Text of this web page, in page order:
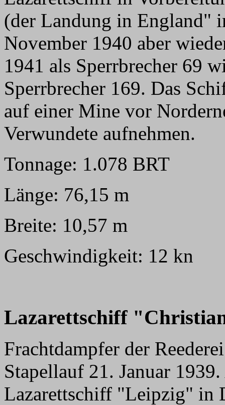
(der Landung in England"
November 1940 aber
1941 als Sperrbrecher 69
Sperrbrecher 169. Das
auf einer Mine vor
Verwundete aufnehmen.
Tonnage: 1.078 BRT
Länge: 76,15 m
Breite: 10,57 m
Geschwindigkeit: 12 kn
Lazarettschiff
Frachtdampfer der
Stapellauf 21. Januar
Lazarettschiff "Leipzig" in